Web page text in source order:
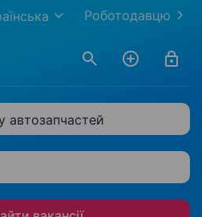
Роботодавцю